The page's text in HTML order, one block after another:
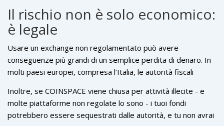
un’illusione.
Il rischio non è solo economico:
è legale
Usare un exchange non regolamentato può avere
conseguenze più grandi di un semplice perdita di denaro. In
molti paesi europei, compresa l’Italia, le autorità fiscali
criptovalute siano dichiarate. Se usi una piattaforma non
tracciabile, non regolamentata, non hai prove di dove hai
comprato, venduto o trasferito i tuoi asset. E se ti chiedono
Inoltre, se COINSPACE viene chiusa per attività illecite - e
molte piattaforme non regolate lo sono - i tuoi fondi
potrebbero essere sequestrati dalle autorità, e tu non avrai